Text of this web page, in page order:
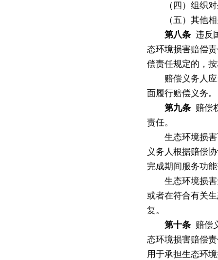
（四）组织对
（五）其他相
第八条 违反
态环境损害赔偿
偿责任规定的，
赔偿义务人应
面履行赔偿义务。
第九条 赔偿
责任。
生态环境损害
义务人根据赔偿
完成期间服务功
生态环境损害
或者在符合有关
复。
第十条 赔偿
态环境损害赔偿
用于承担生态环